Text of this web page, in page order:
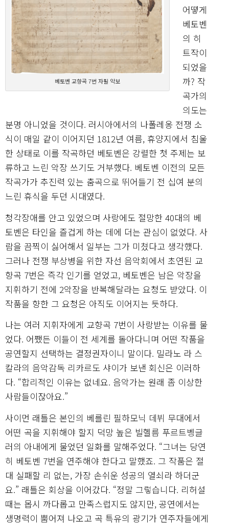
베토벤 교향곡 7번 자필 악보
어떻게
베토벤
의 히
트작이
되었을
까? 작
곡가의
의도는
분명 아니었을 것이다. 러시아에서의 나폴레옹 전쟁 소
식이 매일 같이 이어지던 1812년 여름, 휴양지에서 침울
한 상태로 이를 작곡하던 베토벤은 강렬한 첫 주제는 보
류하고 느린 악장 쓰기도 거부했다. 베토벤 이전의 모든
작곡가가 추진력 있는 춤곡으로 뛰어들기 전 십여 분의
느린 휴식을 두던 시대였다.
청각장애를 안고 있었으며 사랑에도 절망한 40대의 베
토벤은 타인을 즐겁게 하는 데에 더는 관심이 없었다. 사
람을 끔찍이 싫어해서 일부는 그가 미쳤다고 생각했다.
그러나 전쟁 부상병을 위한 자선 음악회에서 초연된 교
향곡 7번은 즉각 인기를 얻었고, 베토벤은 남은 악장을
지휘하기 전에 2악장을 반복해달라는 요청도 받았다. 이
작품을 향한 그 요청은 아직도 이어지는 듯하다.
나는 여러 지휘자에게 교향곡 7번이 사랑받는 이유를 물
었다. 어쨌든 이들이 전 세계를 돌아다니며 어떤 작품을
공연할지 선택하는 결정권자이니 말이다. 밀라노 라 스
칼라의 음악감독 리카르도 샤이가 보낸 회신은 이러하
다. “합리적인 이유는 없네요. 음악가는 원래 좀 이상한
사람들이잖아요.”
사이먼 래틀은 본인의 베를린 필하모닉 데뷔 무대에서
어떤 곡을 지휘해야 할지 덕망 높은 빌헬름 푸르트벵글
러의 아내에게 물었던 일화를 말해주었다. “그녀는 당연
히 베토벤 7번을 연주해야 한다고 말했죠. 그 작품은 절
대 실패할 리 없는, 가장 손쉬운 성공의 열쇠라 하더군
요.” 래틀은 회상을 이어갔다. “정말 그렇습니다. 리허설
때는 몹시 까다롭고 만족스럽지도 않지만, 공연에서는
생명력이 뿜어져 나오고 곡 특유의 광기가 연주자들에게